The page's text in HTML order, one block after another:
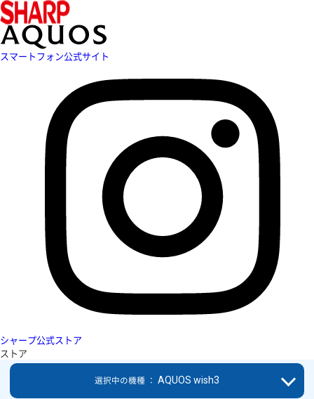
スマートフォン公式サイト
シャープ公式ストア
ストア
選択中の機種 ： AQUOS wish3